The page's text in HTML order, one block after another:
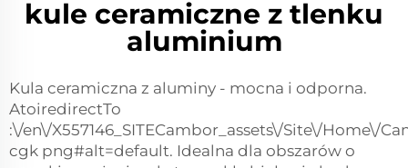
kule ceramiczne z tlenku
aluminium
Kula ceramiczna z aluminy - mocna i odporna.
AtoiredirectTo
:\/en\/X557146_SITECambor_assets\/Site\/Home\/
cgk png#alt=default. Idealna dla obszarów o